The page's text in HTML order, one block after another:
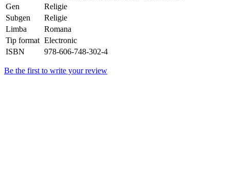
Gen
Religie
Subgen
Religie
Limba
Romana
Tip format Electronic
ISBN
978-606-748-302-4
Be the first to write your review